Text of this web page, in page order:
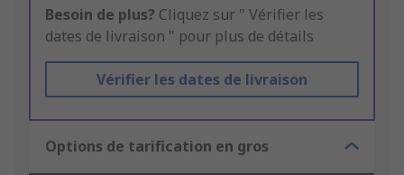
Besoin de plus? Cliquez sur " Vérifier les
dates de livraison " pour plus de détails
Vérifier les dates de livraison
Options de tarification en gros